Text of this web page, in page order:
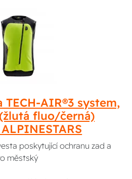
AIR®3 system,
fluo/černá)
poskytující ochranu zad a
městský